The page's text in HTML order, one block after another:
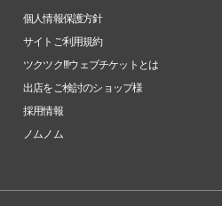
個人情報保護方針
サイトご利用規約
ツクツク!!!ウェブチケットとは
出店をご検討のショップ様
採用情報
ノムノム